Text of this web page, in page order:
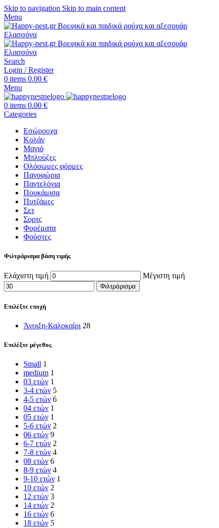
Skip to navigation Skip to main content
Menu
Search
Login / Register
0 items 0.00 €
Menu
0 items 0.00 €
Categories
Εσώρουχα
Κολάν
Μαγιό
Μπλούζες
Ολόσωμες φόρμες
Πανοφώρια
Παντελόνια
Πουκάμισα
Πυτζάμες
Σετ
Σορτς
Φορέματα
Φούστες
Φιλτράρισμα βάση τιμής
Ελάχιστη τιμή Μέγιστη τιμή
Φιλτράρισμα
Επιλέξτε εποχή
Άνοιξη-Καλοκαίρι 28
Επιλέξτε μέγεθος
Small 1
medium 1
03 ετών 1
3-4 ετών 5
4-5 ετών 6
04 ετών 1
05 ετών 1
5-6 ετών 2
06 ετών 9
6-7 ετών 2
7-8 ετών 4
08 ετών 6
8-9 ετών 4
9-10 ετών 1
10 ετών 2
12 ετών 3
14 ετών 2
16 ετών 6
18 ετών 5